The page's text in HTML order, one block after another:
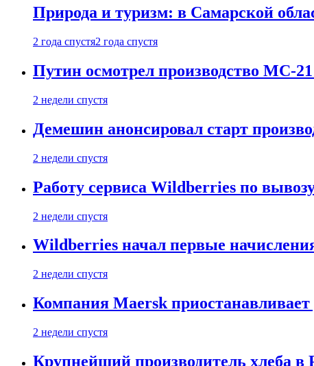
Природа и туризм: в Самарской
2 года спустя2 года спустя
Путин осмотрел производство МС-
2 недели спустя
Демешин анонсировал старт
2 недели спустя
Работу сервиса Wildberries по
2 недели спустя
Wildberries начал первые
2 недели спустя
Компания Maersk
2 недели спустя
Крупнейший производитель хлеба в